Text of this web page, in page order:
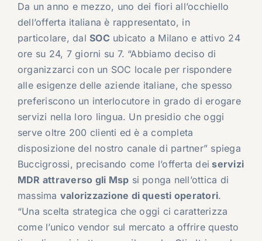
Da un anno e mezzo, uno dei fiori all’occhiello
dell’offerta italiana è rappresentato, in
particolare, dalSOC ubicato a Milano e attivo 24
ore su 24, 7 giorni su 7. “Abbiamo deciso di
organizzarci con un SOC locale per rispondere
alle esigenze delle aziende italiane, che spesso
preferiscono un interlocutore in grado di erogare
servizi nella loro lingua. Un presidio che oggi
serve oltre 200 clienti ed è a completa
disposizione del nostro canale di partner” spiega
Buccigrossi, precisando come l’offerta dei servizi
MDR attraverso gli Msp si ponga nell’ottica di
massima valorizzazione di questi operatori.
“Una scelta strategica che oggi ci caratterizza
come l’unico vendor sul mercato a offrire questo